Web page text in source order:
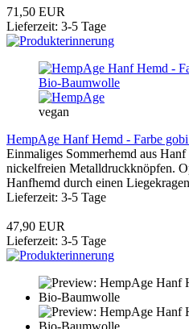
71,50 EUR
Lieferzeit: 3-5 Tage
vegan
HempAge Hanf Hemd - Farbe
Einmaliges Sommerhemd aus
nickelfreien Metalldruckknöpfen.
Hanfhemd durch einen
Lieferzeit: 3-5 Tage
47,90 EUR
Lieferzeit: 3-5 Tage